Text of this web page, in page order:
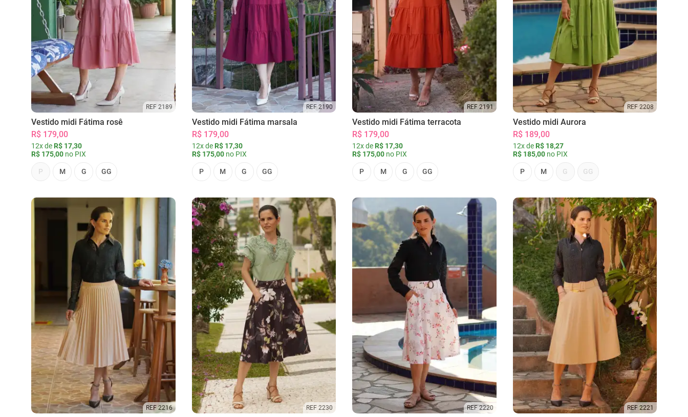
REF 2189
Vestido midi Fátima rosê
R$ 179,00
12x de R$ 17,30
R$ 175,00 no PIX
P M G GG
REF 2190
Vestido midi Fátima marsala
R$ 179,00
12x de R$ 17,30
R$ 175,00no PIX
P M G GG
REF 2191
Vestido midi Fátima terracota
R$ 179,00
12x de R$ 17,30
R$ 175,00 no PIX
P M G GG
REF 2208
Vestido midi Aurora
R$ 189,00
12x de R$ 18,27
R$ 185,00no PIX
P M G GG
REF 2216 REF 2230 REF 2220 REF 2221